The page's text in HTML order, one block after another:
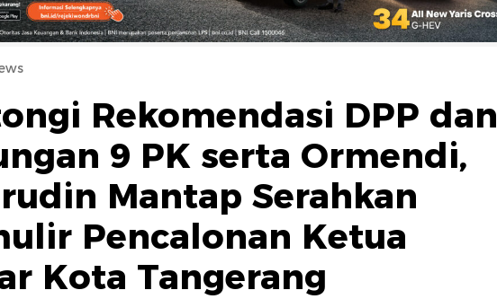
Rekomendasi DPP dan
9 PK serta Ormendi,
Mantap Serahkan
Pencalonan Ketua
Kota Tangerang